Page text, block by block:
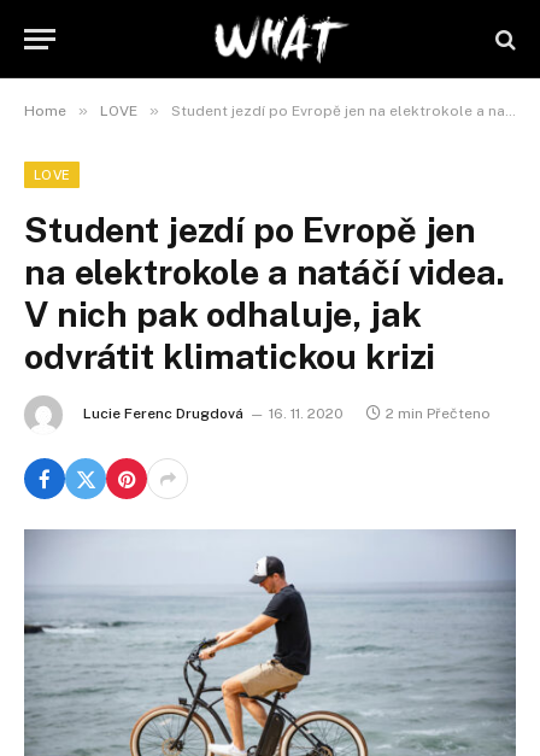
Home » LOVE » Student jezdí po Evropě jen na elektrokole a natáčí videa. V nich pak odhaluje, jak odvrátit klimatickou krizi
LOVE
Student jezdí po Evropě jen
na elektrokole a natáčí videa.
V nich pak odhaluje, jak
odvrátit klimatickou krizi
Lucie Ferenc Drugdová 16. 11. 2020 2 min Přečteno